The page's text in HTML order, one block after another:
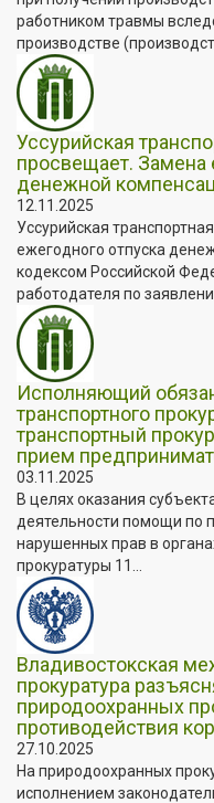
работником травмы
производстве
Уссурийская
просвещает. Замена
денежной
12.11.2025
Уссурийская
ежегодного отпуска
кодексом Российской
работодателя по
Исполняющий
транспортного
транспортный
прием
03.11.2025
В целях оказания
деятельности помощи по
нарушенных прав в
прокуратуры 11...
Владивостокская
прокуратура
природоохранных
противодействия
27.10.2025
На природоохранных
исполнением